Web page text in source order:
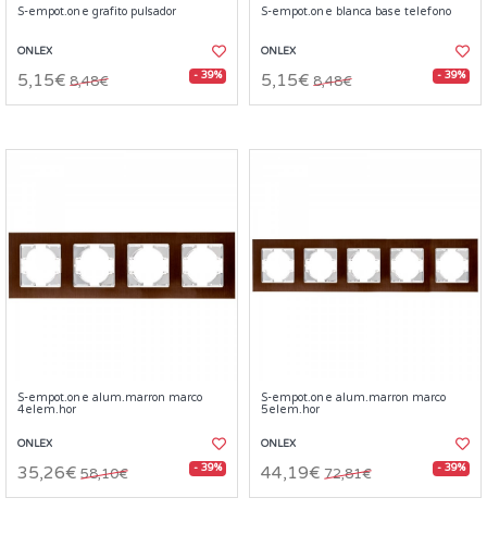
S-empot.one grafito pulsador
ONLEX
5,15€ 8,48€ - 39%
S-empot.one blanca base telefono
ONLEX
5,15€ 8,48€ - 39%
S-empot.one alum.marron marco
4elem.hor
ONLEX
35,26€ 58,10€ - 39%
S-empot.one alum.marron marco
5elem.hor
ONLEX
44,19€ 72,81€ - 39%